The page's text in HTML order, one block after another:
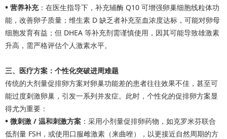
• 营养补充：在医生指导下，补充辅酶 Q10 可增强卵巢细胞线粒体功
能，改善卵子质量；维生素 D 缺乏者补充至血浓度达标，可能对卵母
细胞发育有益；但 DHEA 等补充剂需谨慎使用，因其可能导致雄激素
升高，需严格评估个人激素水平。
三、医疗方案：个性化突破进周难题
传统的大剂量促排卵方案对卵巢功能差的患者往往效果不佳，甚至可
能过度刺激卵巢，引发一系列并发症。此时，个性化的促排卵方案显
得尤为重要：
• 微刺激 / 温和刺激方案 ：采用小剂量促排卵药物，如克罗米芬联合
低剂量 FSH，或使用口服雌激素（来曲唑），以更接近自然周期的方